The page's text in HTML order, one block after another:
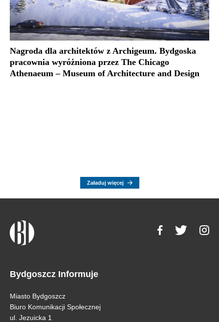
Nagroda dla architektów z Archigeum. Bydgoska
pracownia wyróżniona przez The Chicago
Athenaeum – Museum of Architecture and Design
Załaduj więcej
Bydgoszcz Informuje
Miasto Bydgoszcz
Biuro Komunikacji Społecznej
ul. Jezuicka 1